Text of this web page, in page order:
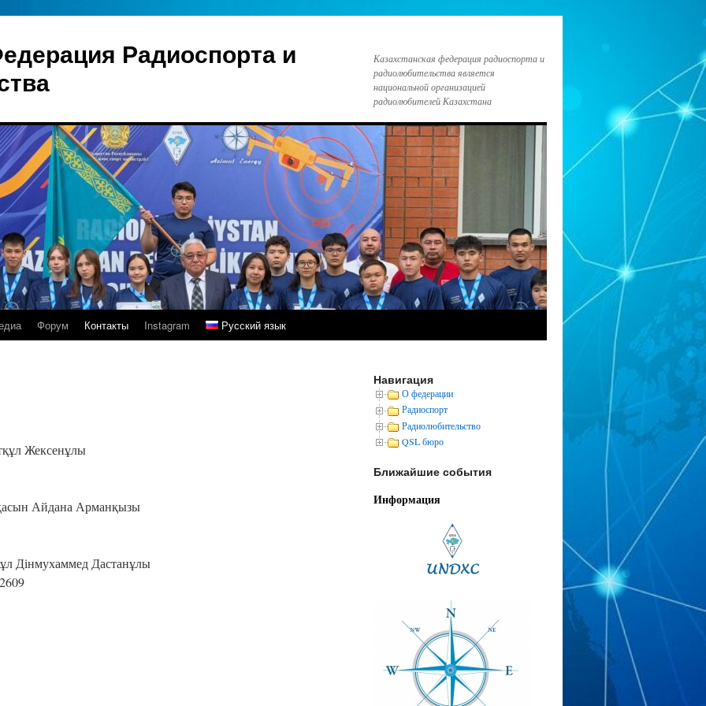
Радиоспорта и
Казахстанская федерация радиоспорта и
радиолюбительства является
национальной организацией
радиолюбителей Казахстана
Форум Контакты Instagram Русский язык
Жексенұлы
Айдана Арманқызы
Дінмухаммед Дастанұлы
Навигация
О федерации
Радиоспорт
Радиолюбительство
QSL бюро
Ближайшие события
Информация